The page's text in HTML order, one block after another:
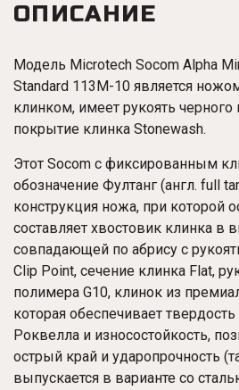
ОПИСАНИЕ
Модель Microtech Socom Alpha
Standard 113M-10 является
клинком, имеет рукоять
покрытие клинка Stonewash.
Этот Socom с фиксированным
обозначение Фултанг (англ. full
конструкция ножа, при которой
составляет хвостовик клинка в
совпадающей по абрису с
Clip Point, сечение клинка Flat,
полимера G10, клинок из
которая обеспечивает
Роквелла и износостойкость,
острый край и ударопрочность
выпускается в варианте со